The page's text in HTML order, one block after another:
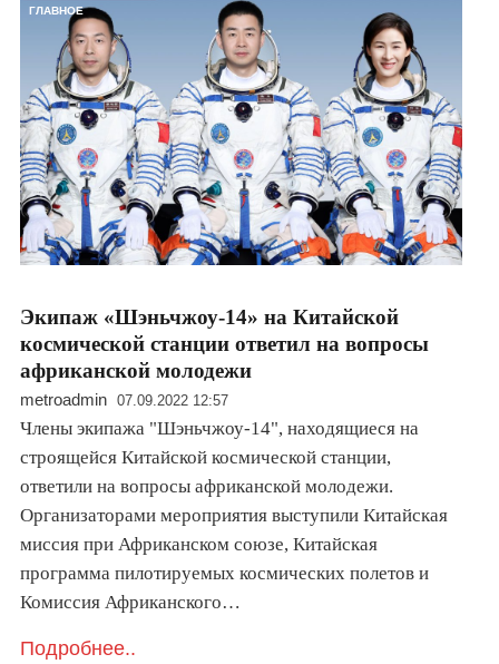
ГЛАВНОЕ
​Экипаж «Шэньчжоу-14» на Китайской
космической станции ответил на вопросы
африканской молодежи
metroadmin 07.09.2022 12:57
Члены экипажа "Шэньчжоу-14", находящиеся на
строящейся Китайской космической станции,
ответили на вопросы африканской молодежи.
Организаторами мероприятия выступили Китайская
миссия при Африканском союзе, Китайская
программа пилотируемых космических полетов и
Комиссия Африканского…
Подробнее..